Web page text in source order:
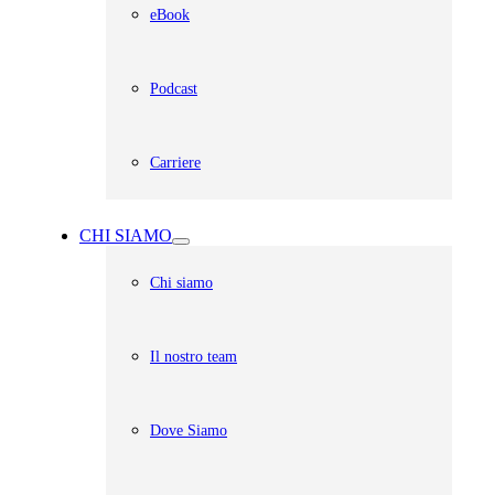
eBook
Podcast
Carriere
CHI SIAMO
Chi siamo
Il nostro team
Dove Siamo